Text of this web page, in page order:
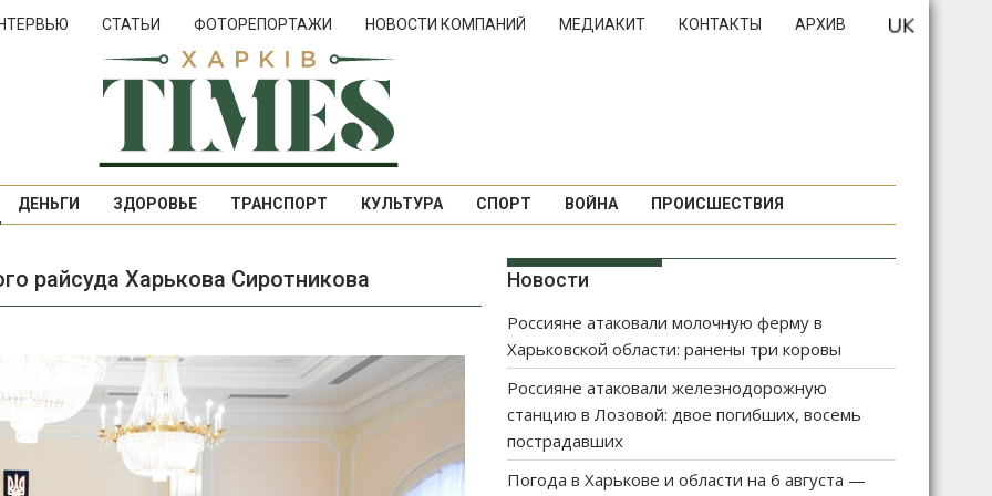
СТАТЬИ ФОТОРЕПОРТАЖИ НОВОСТИ КОМПАНИЙ МЕДИАКИТ КОНТАКТЫ АРХИВ
ДЕНЬГИ ЗДОРОВЬЕ ТРАНСПОРТ КУЛЬТУРА СПОРТ ВОЙНА ПРОИСШЕСТВИЯ
райсуда Харькова Сиротникова Новости
Россияне атаковали молочную ферму в
Харьковской области: ранены три коровы
Россияне атаковали железнодорожную
станцию в Лозовой: двое погибших, восемь
пострадавших
Погода в Харькове и области на 6 августа —